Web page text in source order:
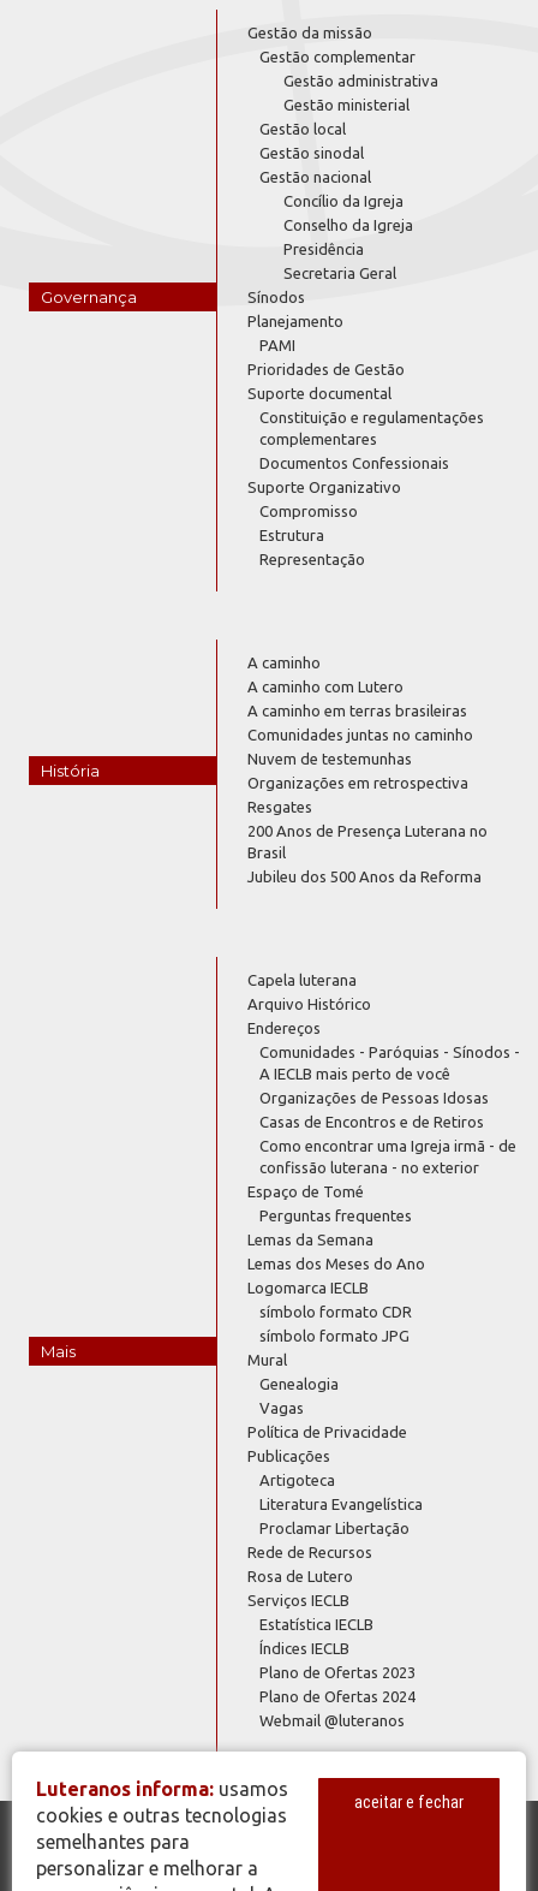
Governança
Gestão da missão
Gestão complementar
Gestão administrativa
Gestão ministerial
Gestão local
Gestão sinodal
Gestão nacional
Concílio da Igreja
Conselho da Igreja
Presidência
Secretaria Geral
Sínodos
Planejamento
PAMI
Prioridades de Gestão
Suporte documental
Constituição e regulamentações
complementares
Documentos Confessionais
Suporte Organizativo
Compromisso
Estrutura
Representação
História
A caminho
A caminho com Lutero
A caminho em terras brasileiras
Comunidades juntas no caminho
Nuvem de testemunhas
Organizações em retrospectiva
Resgates
200 Anos de Presença Luterana no
Brasil
Jubileu dos 500 Anos da Reforma
Mais
Capela luterana
Arquivo Histórico
Endereços
Comunidades - Paróquias - Sínodos -
A IECLB mais perto de você
Organizações de Pessoas Idosas
Casas de Encontros e de Retiros
Como encontrar uma Igreja irmã - de
confissão luterana - no exterior
Espaço de Tomé
Perguntas frequentes
Lemas da Semana
Lemas dos Meses do Ano
Logomarca IECLB
símbolo formato CDR
símbolo formato JPG
Mural
Genealogia
Vagas
Política de Privacidade
Publicações
Artigoteca
Literatura Evangelística
Proclamar Libertação
Rede de Recursos
Rosa de Lutero
Serviços IECLB
Estatística IECLB
Índices IECLB
Plano de Ofertas 2023
Plano de Ofertas 2024
Webmail @luteranos
© Copyright 2026 - Todos os Direitos Reservados - IECLB - Igreja
Evangélica de Confissão Luterana no Brasil - Portal Luteranos -
Luteranos informa: usamos
cookies e outras tecnologias
semelhantes para
personalizar e melhorar a
aceitar e fechar